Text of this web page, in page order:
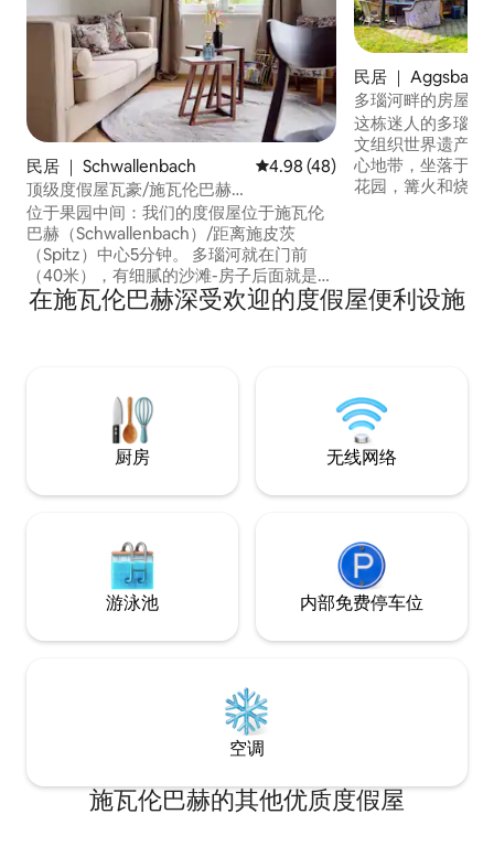
民居 ｜ Schwallenbach 平均评分 4.98 分（满分 5 分）
4.98 (48)
顶级度假屋瓦豪/施瓦伦巴赫
（Schwallenbach），靠近施皮茨
（Spitz）
位于果园中间：我们的度假屋位于施瓦伦
巴赫（Schwallenbach）/距离施皮茨
（Spitz）中心5分钟。 多瑙河就在门前
（40米），有细腻的沙滩-房子后面就是葡
萄园。可容纳4人-房子最近经过了彻底的
翻修。在2层楼中，您可以找到： 2间卧
景观。非常适合骑自行车的人士-可上锁的
民居 ｜ Aggsbach
多瑙河畔的房屋 -
动
这栋迷人的多瑙河
文组织世界遗产瓦
心地带，坐落于河
花园，篝火和烧烤
和俱乐部活动。
一座非常古老、简
在施瓦伦巴赫深受欢迎的度假屋便利设施
厨房 无线网络
游泳池 内部免费停车位
空调
施瓦伦巴赫的其他优质度假屋